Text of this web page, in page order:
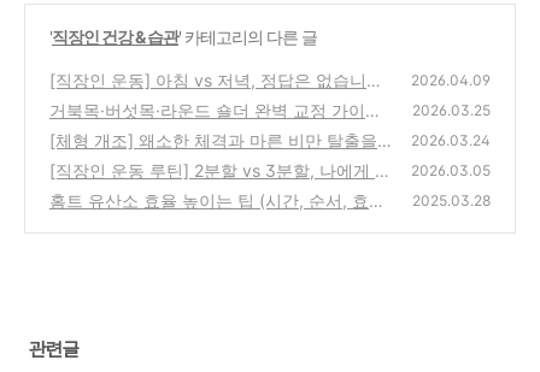
'직장인 건강 & 습관' 카테고리의 다른 글
[직장인 운동] 아침 vs 저녁, 정답은 없습니다.
하지만 '지속 가능한' 선택은 있습니다.
(0)
2026.04.09
거북목·버섯목·라운드 숄더 완벽 교정 가이드
(0)
2026.03.25
[체형 개조] 왜소한 체격과 마른 비만 탈출을
위한 30일 습관 성형 프로젝트
(0)
2026.03.24
[직장인 운동 루틴] 2분할 vs 3분할, 나에게 맞
는 정답은? (남녀 공통 실전 가이드)
(0)
2026.03.05
홈트 유산소 효율 높이는 팁 (시간, 순서, 효과) 2025.03.28
관련글